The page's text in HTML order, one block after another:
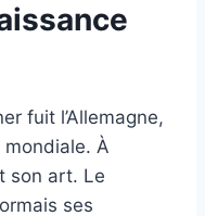
fuit l’Allemagne,
mondiale. À
son art. Le
ses